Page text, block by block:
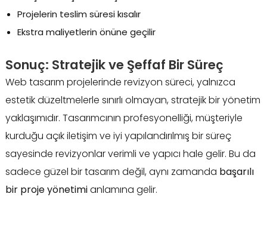
Projelerin teslim süresi kısalır
Ekstra maliyetlerin önüne geçilir
Sonuç: Stratejik ve Şeffaf Bir Süreç
Web tasarım projelerinde revizyon süreci, yalnızca
estetik düzeltmelerle sınırlı olmayan, stratejik bir yönetim
yaklaşımıdır. Tasarımcının profesyonelliği, müşteriyle
kurduğu açık iletişim ve iyi yapılandırılmış bir süreç
sayesinde revizyonlar verimli ve yapıcı hale gelir. Bu da
sadece güzel bir tasarım değil, aynı zamanda başarılı
bir proje yönetimianlamına gelir.